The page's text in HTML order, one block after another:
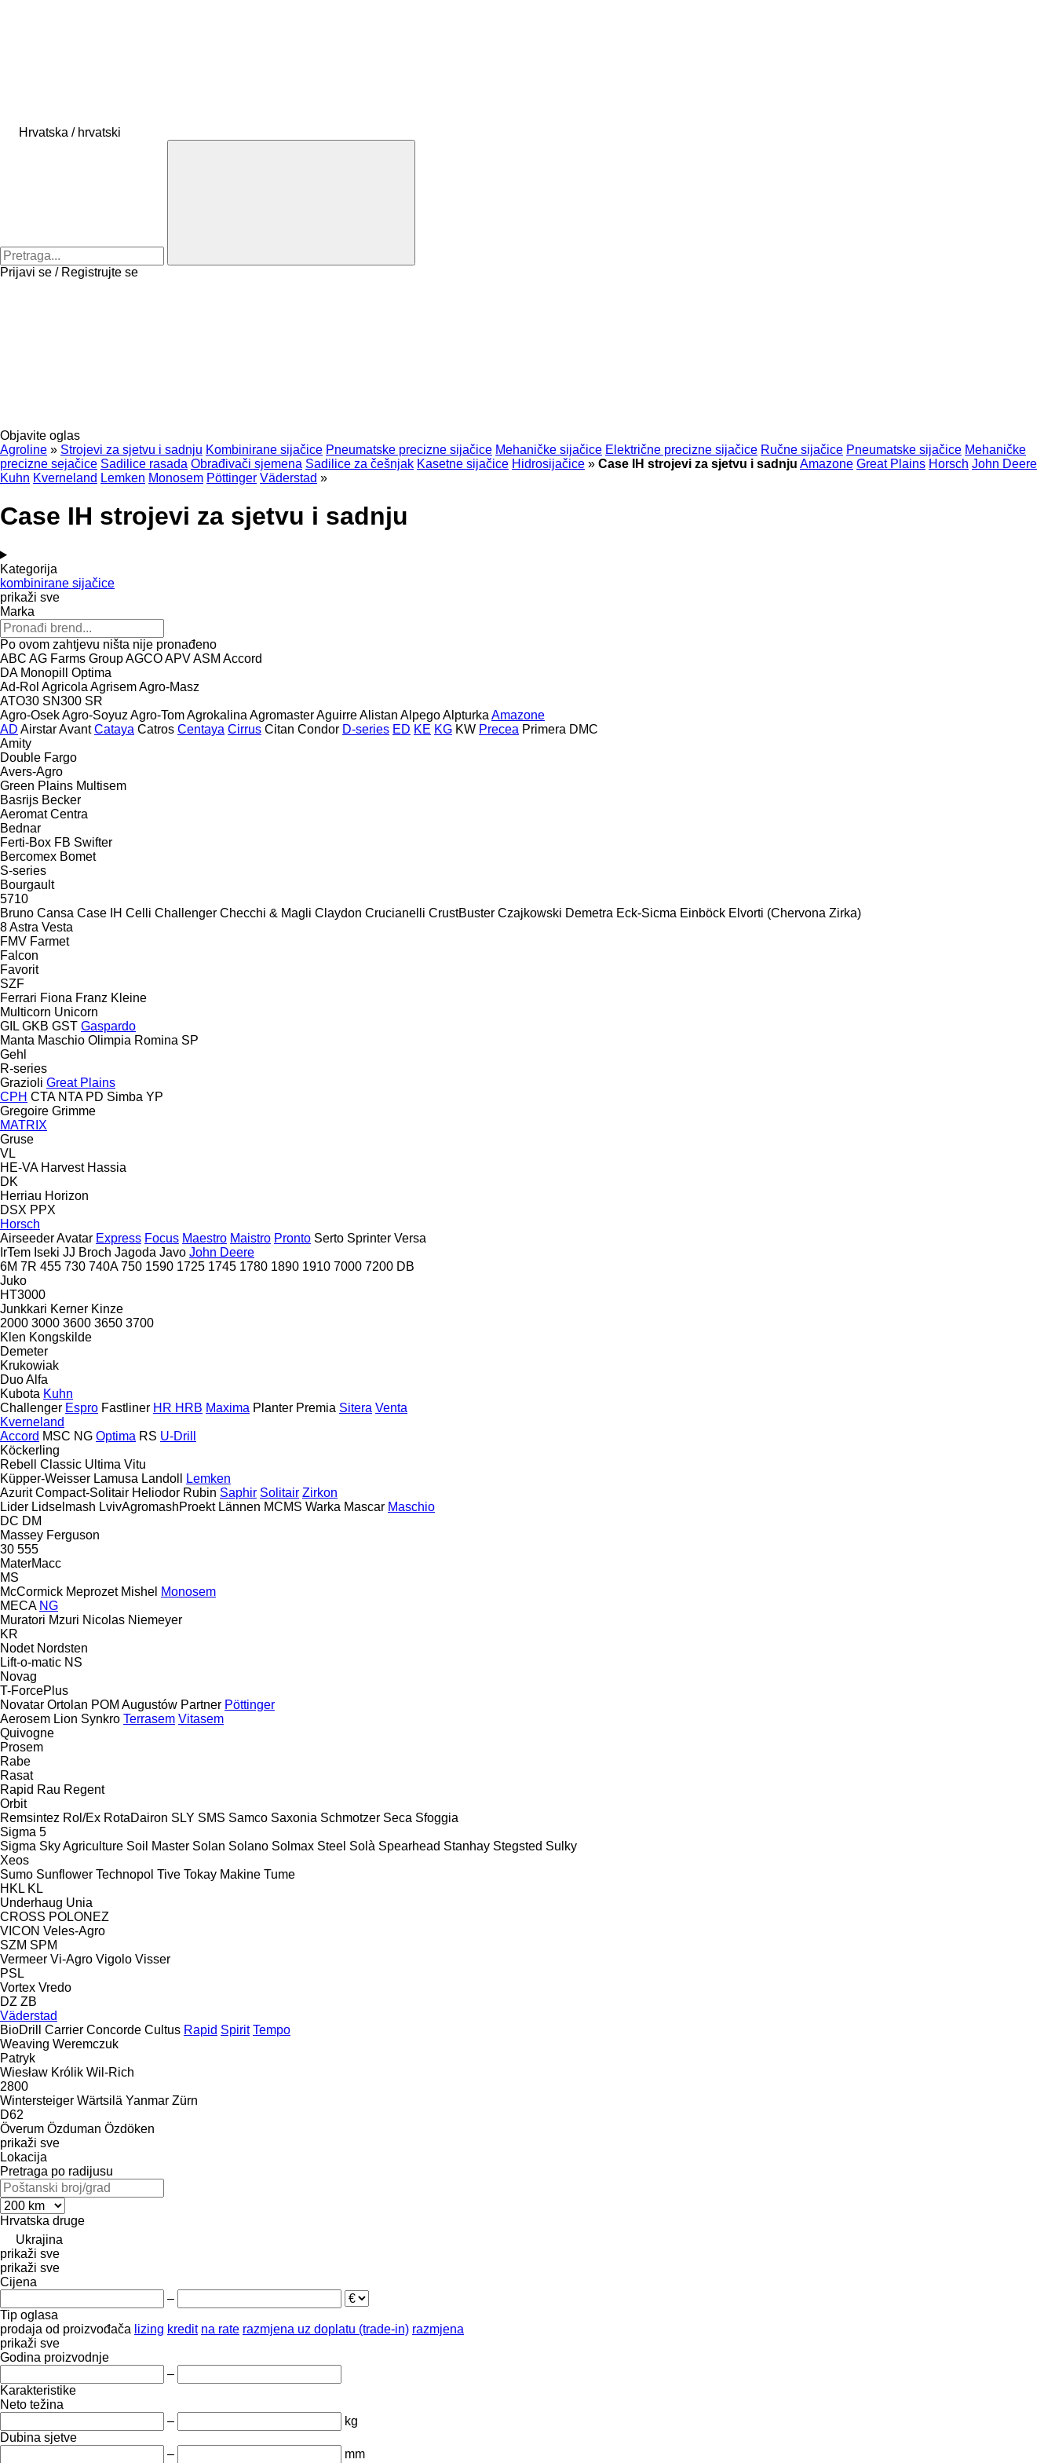
Hrvatska / hrvatski
Prijavi se / Registrujte se
Objavite oglas
Agroline » Strojevi za sjetvu i sadnju Kombinirane sijačice Pneumatske precizne sijačice Mehaničke sijačice Električne precizne sijačice Ručne sijačice Pneumatske sijačice Mehaničke
precizne sejačice Sadilice rasada Obrađivači sjemena Sadilice za češnjak Kasetne sijačice Hidrosijačice » Case IH strojevi za sjetvu i sadnju Amazone Great Plains Horsch John Deere
Kuhn Kverneland Lemken Monosem Pöttinger Väderstad »
Case IH strojevi za sjetvu i sadnju
Kategorija
kombinirane sijačice
prikaži sve
Marka
Po ovom zahtjevu ništa nije pronađeno
ABC AG Farms GroupAGCOAPVASM Accord
DA Monopill
Optima
Ad-Rol Agricola AgrisemAgro-Masz
ATO30 SN300 SR
Agro-OsekAgro-Soyuz Agro-TomAgrokalina AgromasterAguirreAlistan AlpegoAlpturka Amazone
AD AirstarAvant Cataya Catros Centaya Cirrus Citan Condor D-series ED KE KG KW Precea Primera DMC
Amity
Double Fargo
Avers-Agro
Green Plains Multisem
Basrijs Becker
Aeromat Centra
Bednar
Ferti-Box FB Swifter
Bercomex Bomet
S-series
Bourgault
5710
Bruno Cansa Case IH Celli Challenger Checchi & Magli Claydon Crucianelli CrustBuster Czajkowski Demetra Eck-Sicma Einböck Elvorti (Chervona Zirka)
8Astra Vesta
FMV Farmet
Falcon
Favorit
SZF
Ferrari Fiona Franz Kleine
Multicorn Unicorn
GIL GKB GST Gaspardo
Manta Maschio Olimpia Romina SP
Gehl
R-series
Grazioli Great Plains
CPH CTA NTA PD Simba YP
Gregoire Grimme
MATRIX
Gruse
VL
HE-VA Harvest Hassia
DK
Herriau Horizon
DSX PPX
Horsch
AirseederAvatar Express Focus Maestro Maistro Pronto Serto Sprinter Versa
IrTem Iseki JJ Broch Jagoda Javo John Deere
6M 7R 455 730 740A 750 1590 1725 1745 1780 1890 1910 7000 7200 DB
Juko
HT3000
Junkkari Kerner Kinze
2000 3000 3600 3650 3700
Klen Kongskilde
Demeter
Krukowiak
Duo Alfa
Kubota Kuhn
Challenger Espro Fastliner HR HRB Maxima Planter Premia Sitera Venta
Kverneland
Accord MSC NG Optima RS U-Drill
Köckerling
Rebell Classic Ultima Vitu
Küpper-Weisser Lamusa Landoll
Lemken
Azurit Compact-Solitair Heliodor Rubin Saphir Solitair Zirkon
Lider Lidselmash LvivAgromashProekt Lännen MCMS Warka Mascar Maschio
DC DM
Massey Ferguson
30 555
MaterMacc
MS
McCormick Meprozet Mishel Monosem
MECA NG
Muratori Mzuri Nicolas Niemeyer
KR
Nodet Nordsten
Lift-o-matic NS
Novag
T-ForcePlus
Novatar Ortolan POM Augustów Partner Pöttinger
Aerosem Lion Synkro Terrasem Vitasem
Quivogne
Prosem
Rabe
Rasat
Rapid Rau Regent
Orbit
Remsintez Rol/Ex RotaDairon SLY SMS Samco Saxonia Schmotzer Seca Sfoggia
Sigma 5
Sigma Sky Agriculture Soil Master Solan Solano Solmax Steel Solà Spearhead Stanhay Stegsted Sulky
Xeos
Sumo Sunflower Technopol Tive Tokay Makine Tume
HKL KL
Underhaug Unia
CROSS POLONEZ
VICON Veles-Agro
SZM SPM
Vermeer Vi-Agro Vigolo Visser
PSL
Vortex Vredo
DZ ZB
Väderstad
BioDrill
Carrier Concorde Cultus Rapid Spirit Tempo
Weaving Weremczuk
Patryk
Wiesław Królik Wil-Rich
2800
Wintersteiger Wärtsilä Yanmar Zürn
D62
Överum Özduman Özdöken
prikaži sve
Lokacija
Pretraga po radijusu
Hrvatska druge
Ukrajina
prikaži sve
prikaži sve
Cijena
–
Tip oglasa
prodaja od proizvođača lizing kredit na rate razmjena uz doplatu (trade-in) razmjena
prikaži sve
Godina proizvodnje
–
Karakteristike
Neto težina
–
kg
Dubina sjetve
–
mm